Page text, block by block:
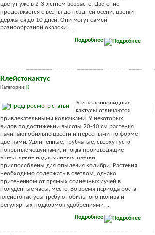
цветут уже в 2-3-летнем возрасте. Цветение
продолжается с весны до поздней осени, цветки
держатся до 10 дней. Они могут самой
разнообразной окраски. ...
Подробнее
Клейстокактус
Категории: К
Эти колонновидные
кактусы отличаются
привлекательными колючками. У некоторых
видов по достижении высоты 20-40 см растения
начинают обильно цвести интересными по форме
цветками. Удлиненные, трубчатые, сверху густо
покрытые чешуйками, иногда производящие
впечатление надломанных, цветки
приспособлены для опыления колибри. Растения
необходимо содержать в светлом, однако
притененном от прямых солнечных лучей в
полуденные часы, месте. Во время периода роста
клейстокактусы требуют обильного полива и
регулярных подкормок удобрениями. ...
Подробнее